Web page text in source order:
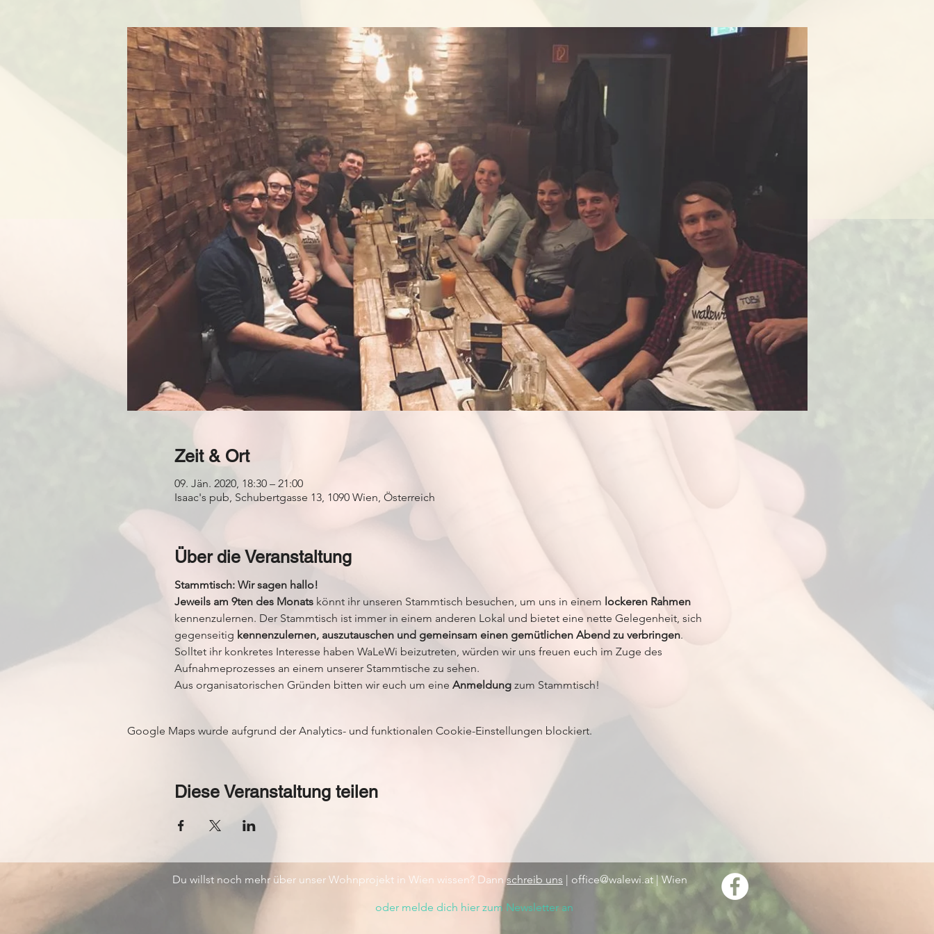
Zeit & Ort
09. Jän. 2020, 18:30 – 21:00
Isaac's pub, Schubertgasse 13, 1090 Wien, Österreich
Über die Veranstaltung
Stammtisch: Wir sagen hallo!
Jeweils am 9ten des Monats könnt ihr unseren Stammtisch besuchen, um uns in einem lockeren Rahmen
kennenzulernen. Der Stammtisch ist immer in einem anderen Lokal und bietet eine nette Gelegenheit, sich
gegenseitig kennenzulernen, auszutauschen und gemeinsam einen gemütlichen Abend zu verbringen.
Solltet ihr konkretes Interesse haben WaLeWi beizutreten, würden wir uns freuen euch im Zuge des
Aufnahmeprozesses an einem unserer Stammtische zu sehen.
Aus organisatorischen Gründen bitten wir euch um eine Anmeldung zum Stammtisch!
Google Maps wurde aufgrund der Analytics- und funktionalen Cookie-Einstellungen blockiert.
Diese Veranstaltung teilen
Du willst noch mehr über unser Wohnprojekt in Wien wissen? Dannschreib uns | office@walewi.at| Wien
oder melde dich hier zum Newsletter an